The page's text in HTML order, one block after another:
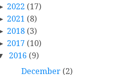
2022 (17)
2021 (8)
2018(3)
2017 (10)
2016 (9)
December(2)